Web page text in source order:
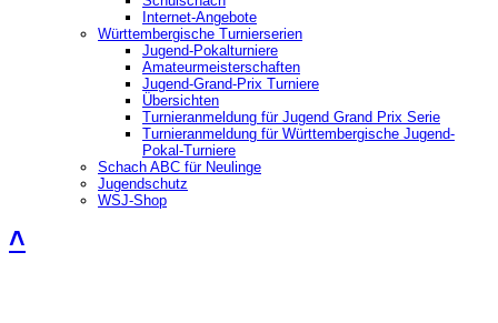
Internet-Angebote
Württembergische Turnierserien
Jugend-Pokalturniere
Amateurmeisterschaften
Jugend-Grand-Prix Turniere
Übersichten
Turnieranmeldung für Jugend Grand Prix Serie
Turnieranmeldung für Württembergische Jugend-
Pokal-Turniere
Schach ABC für Neulinge
Jugendschutz
WSJ-Shop
˄